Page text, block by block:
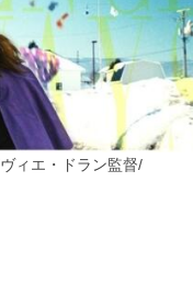
ィエ・ドラン監督/